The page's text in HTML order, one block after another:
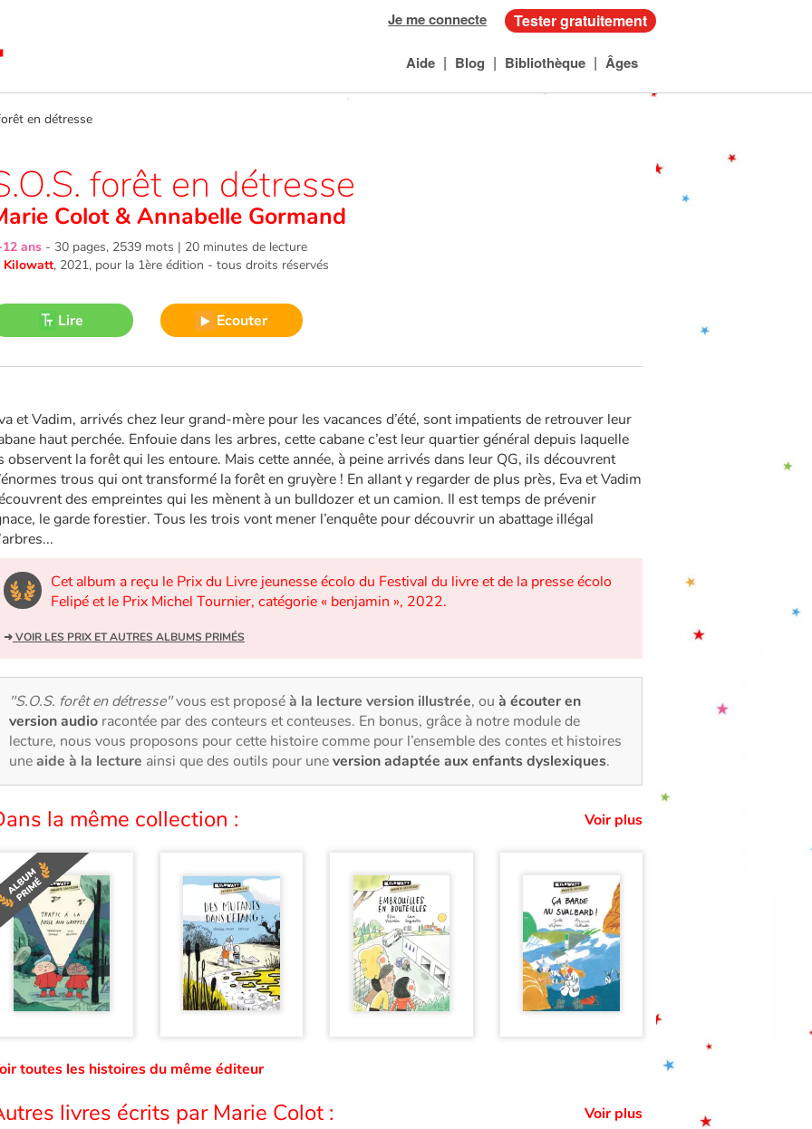
Je me connecte Tester gratuitement
Aide | Blog | Bibliothèque | Âges
en détresse
forêt en détresse
Colot & Annabelle Gormand
ans - 30 pages, 2539 mots | 20 minutes de lecture
Kilowatt, 2021, pour la 1ère édition - tous droits réservés
Lire Ecouter
et Vadim, arrivés chez leur grand-mère pour les vacances d’été, sont impatients de retrouver leur
haut perchée. Enfouie dans les arbres, cette cabane c’est leur quartier général depuis laquelle
observent la forêt qui les entoure. Mais cette année, à peine arrivés dans leur QG, ils découvrent
trous qui ont transformé la forêt en gruyère ! En allant y regarder de plus près, Eva et Vadim
des empreintes qui les mènent à un bulldozer et un camion. Il est temps de prévenir
le garde forestier. Tous les trois vont mener l’enquête pour découvrir un abattage illégal
Cet album a reçu le Prix du Livre jeunesse écolo du Festival du livre et de la presse écolo
Felipé et le Prix Michel Tournier, catégorie « benjamin », 2022.
➜VOIR LES PRIX ET AUTRES ALBUMS PRIMÉS
"S.O.S. forêt en détresse"vous est proposéà la lecture version illustrée, ou à écouter en
version audio racontée par des conteurs et conteuses. En bonus, grâce à notre module de
lecture, nous vous proposons pour cette histoire comme pour l’ensemble des contes et histoires
uneaide à la lecture ainsi que des outils pour uneversion adaptée aux enfants dyslexiques.
la même collection : Voir plus
toutes les histoires du même éditeur
livres écrits par Marie Colot : Voir plus